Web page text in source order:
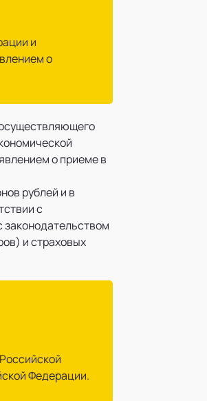
и
о
о приеме в
рублей и в
с
законодательством
и страховых
Федерации.